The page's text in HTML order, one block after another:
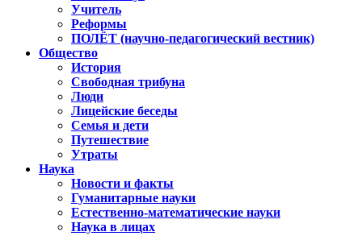
Учитель
Реформы
ПОЛЁТ (научно-педагогический вестник)
Общество
История
Свободная трибуна
Люди
Лицейские беседы
Семья и дети
Путешествие
Утраты
Наука
Новости и факты
Гуманитарные науки
Естественно-математические науки
Наука в лицах